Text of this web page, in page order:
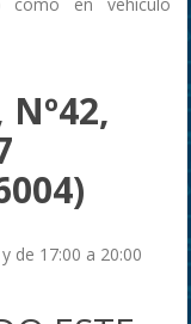
como en vehículo
Nº42,
de 17:00 a 20:00